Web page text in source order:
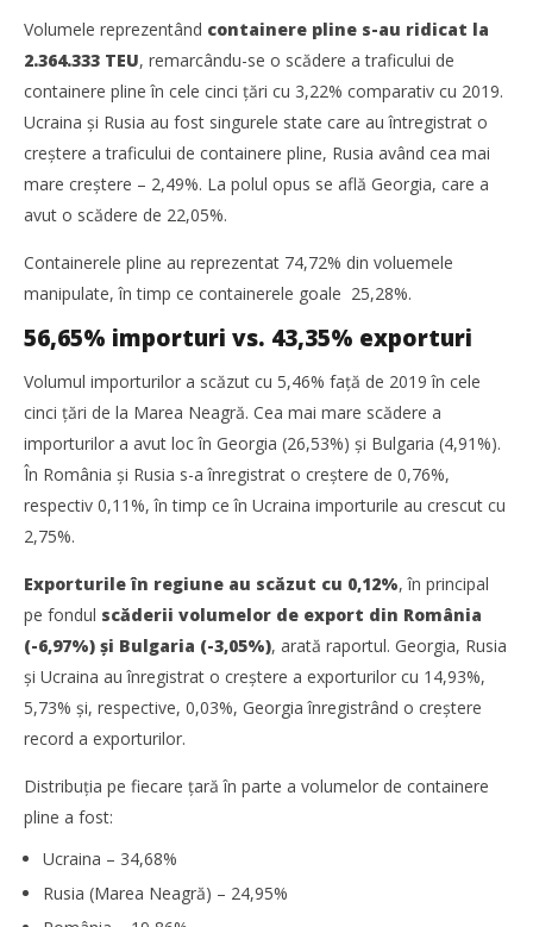
NOW VIEWING
Traficul de containere prin terminalele de la Marea
Redacția
TransLogistica România 2026 reunește industria de
transport și logistică la București între 8-10 septembrie
Redacția
Volumele reprezentând containere pline s-au ridicat la
2.364.333 TEU, remarcându-se o scădere a traficului de
containere pline în cele cinci țări cu 3,22% comparativ cu 2019.
Ucraina și Rusia au fost singurele state care au întregistrat o
creștere a traficului de containere pline, Rusia având cea mai
mare creștere – 2,49%. La polul opus se află Georgia, care a
avut o scădere de 22,05%.
Containerele pline au reprezentat 74,72% din voluemele
manipulate, în timp ce containerele goale 25,28%.
56,65% importuri vs. 43,35% exporturi
Volumul importurilor a scăzut cu 5,46% față de 2019 în cele
cinci țări de la Marea Neagră. Cea mai mare scădere a
importurilor a avut loc în Georgia (26,53%) și Bulgaria (4,91%).
În România și Rusia s-a înregistrat o creștere de 0,76%,
respectiv 0,11%, în timp ce în Ucraina importurile au crescut cu
2,75%.
Exporturile în regiune au scăzut cu 0,12%, în principal
pe fondul scăderii volumelor de export din România
(-6,97%) și Bulgaria (-3,05%), arată raportul. Georgia, Rusia
și Ucraina au înregistrat o creștere a exporturilor cu 14,93%,
5,73% și, respective, 0,03%, Georgia înregistrând o creștere
record a exporturilor.
Distribuția pe fiecare țară în parte a volumelor de containere
pline a fost:
Ucraina – 34,68%
Rusia (Marea Neagră) – 24,95%